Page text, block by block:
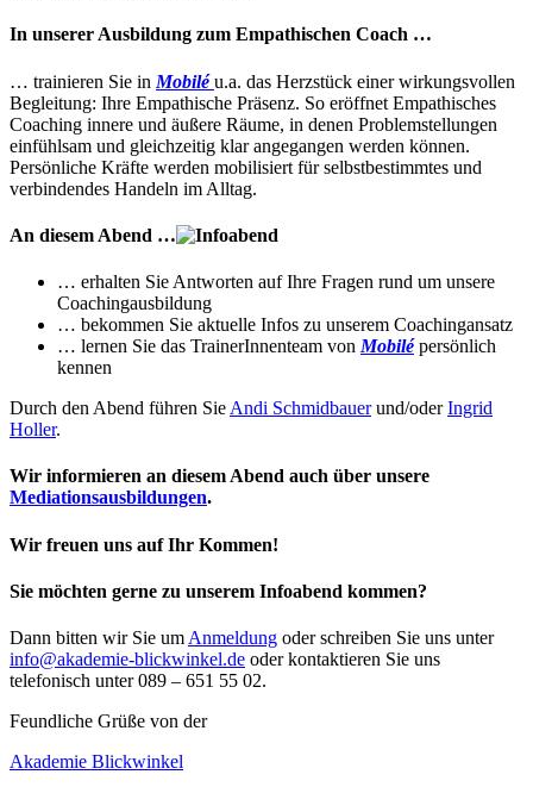
In unserer Ausbildung zum Empathischen Coach …
… trainieren Sie in Mobilé u.a. das Herzstück einer wirkungsvollen
Begleitung: Ihre Empathische Präsenz. So eröffnet Empathisches
Coaching innere und äußere Räume, in denen Problemstellungen
einfühlsam und gleichzeitig klar angegangen werden können.
Persönliche Kräfte werden mobilisiert für selbstbestimmtes und
verbindendes Handeln im Alltag.
An diesem Abend …
… erhalten Sie Antworten auf Ihre Fragen rund um unsere
Coachingausbildung
… bekommen Sie aktuelle Infos zu unserem Coachingansatz
… lernen Sie das TrainerInnenteam von Mobilépersönlich
kennen
Durch den Abend führen Sie Andi Schmidbauerund/oderIngrid
Holler.
Wir informieren an diesem Abend auch über unsere
Mediationsausbildungen.
Wir freuen uns auf Ihr Kommen!
Sie möchten gerne zu unserem Infoabend kommen?
Dann bitten wir Sie um Anmeldung oder schreiben Sie uns unter
info@akademie-blickwinkel.de oder kontaktieren Sie uns
telefonisch unter 089 – 651 55 02.
Feundliche Grüße von der
Akademie Blickwinkel